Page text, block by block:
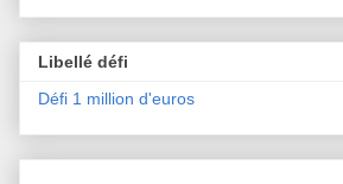
Libellé défi
Défi 1 million d'euros